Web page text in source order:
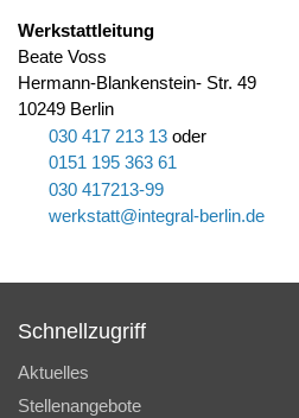
Werkstattleitung
Beate Voss
Hermann-Blankenstein- Str. 49
10249 Berlin
030 417 213 13 oder
0151 195 363 61
030 417213-99
w rkst tt nt gr l-b rl n d
Schnellzugriff
Aktuelles
Stellenangebote